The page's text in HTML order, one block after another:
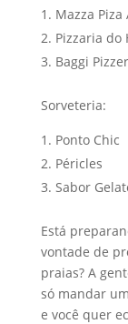
Mazza
Pizzaria do
Baggi
Sorveteria:
Ponto Chic
Péricles
Sabor
Está
vontade de
praias? A
só mandar
e você quer